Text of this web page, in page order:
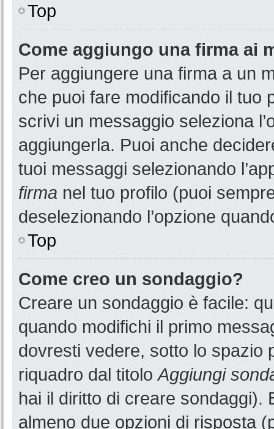
Top
Come aggiungo una firma ai
Per aggiungere una firma a un
che puoi fare modificando il tuo
scrivi un messaggio seleziona
aggiungerla. Puoi anche
tuoi messaggi selezionando
firma nel tuo profilo (puoi
deselezionando l’opzione
Top
Come creo un sondaggio?
Creare un sondaggio è facile:
quando modifichi il primo
dovresti vedere, sotto lo spazio
riquadro dal titoloAggiungi
hai il diritto di creare sondaggi).
almeno due opzioni di risposta